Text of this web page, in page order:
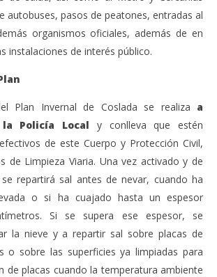
autobuses, pasos de peatones, entradas al
organismos oficiales, además de en
instalaciones de interés público.
Plan Invernal de Coslada se realiza a
Policía Local y conlleva que estén
de este Cuerpo y Protección Civil,
de Limpieza Viaria. Una vez activado y de
repartirá sal antes de nevar, cuando ha
o si ha cuajado hasta un espesor
Si se supera ese espesor, se
la nieve y a repartir sal sobre placas de
o sobre las superficies ya limpiadas para
de placas cuando la temperatura ambiente